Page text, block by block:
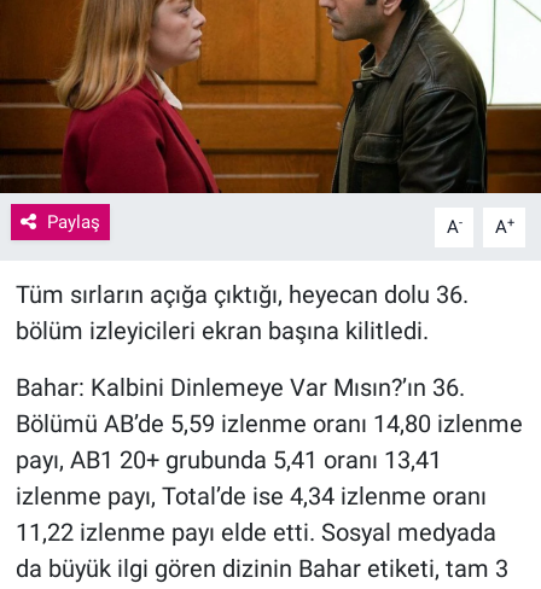
Paylaş A- A+
Tüm sırların açığa çıktığı, heyecan dolu 36.
bölüm izleyicileri ekran başına kilitledi.
Bahar: Kalbini Dinlemeye Var Mısın?’ın 36.
Bölümü AB’de 5,59 izlenme oranı 14,80 izlenme
payı, AB1 20+ grubunda 5,41 oranı 13,41
izlenme payı, Total’de ise 4,34 izlenme oranı
11,22 izlenme payı elde etti. Sosyal medyada
da büyük ilgi gören dizinin Bahar etiketi, tam 3